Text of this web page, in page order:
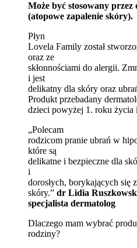
Może być stosowany
(atopowe zapalenie skóry).
Płyn
Lovela Family został
oraz ze
skłonnościami do alergii.
i jest
delikatny dla skóry oraz
Produkt przebadany
dzieci powyżej 1. roku życia
„Polecam
rodzicom pranie ubrań w
które są
delikatne i bezpieczne dla
i
dorosłych, borykających się
skóry.” dr Lidia
specjalista dermatolog
Dlaczego mam wybrać
rodziny?